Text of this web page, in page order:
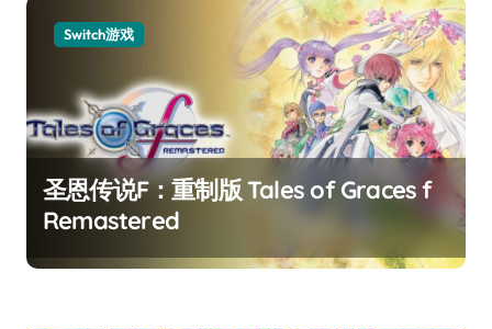
Switch游戏
圣恩传说F：重制版 Tales of Graces f
Remastered